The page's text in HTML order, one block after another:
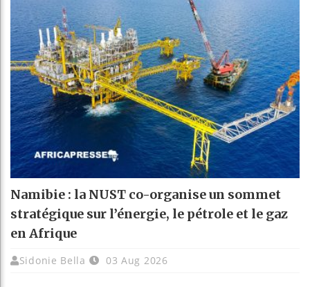
Namibie : la NUST co-organise un sommet
stratégique sur l’énergie, le pétrole et le gaz
en Afrique
Sidonie Bella 03 Aug 2026